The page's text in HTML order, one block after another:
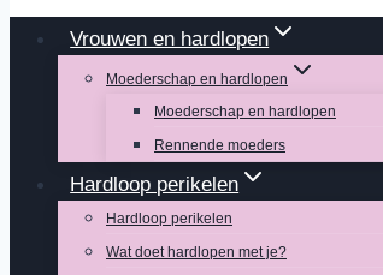
Vrouwen en hardlopen
Moederschap en hardlopen
Moederschap en hardlopen
Rennende moeders
Hardloop perikelen
Hardloop perikelen
Wat doet hardlopen met je?